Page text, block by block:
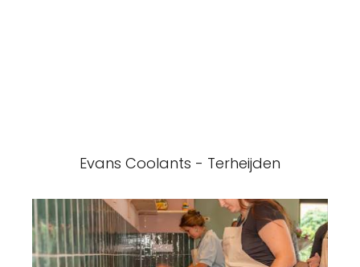
Evans Coolants - Terheijden